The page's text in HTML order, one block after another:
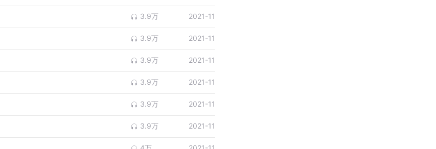
3.9万 2021-11
3.9万 2021-11
3.9万 2021-11
3.9万 2021-11
3.9万 2021-11
3.9万 2021-11